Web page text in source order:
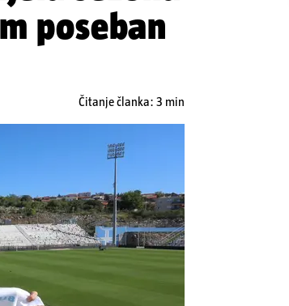
poseban
Čitanje članka: 3 min